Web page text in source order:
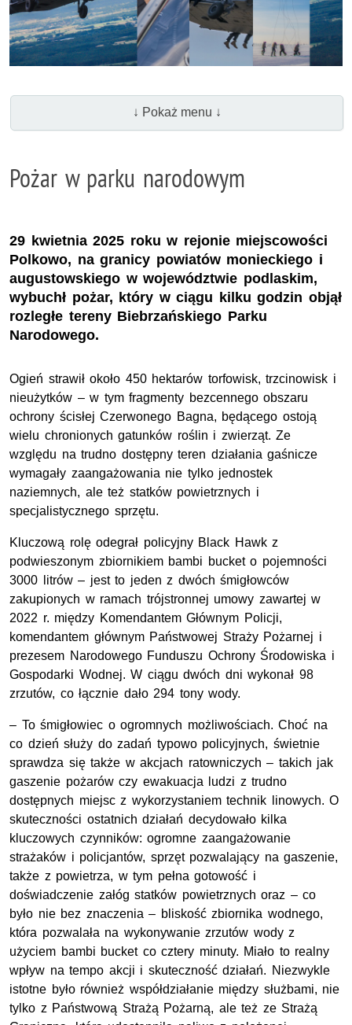
↓ Pokaż menu ↓
Pożar w parku narodowym
29 kwietnia 2025 roku w rejonie miejscowości
Polkowo, na granicy powiatów monieckiego i
augustowskiego w województwie podlaskim,
wybuchł pożar, który w ciągu kilku godzin objął
rozległe tereny Biebrzańskiego Parku
Narodowego.
Ogień strawił około 450 hektarów torfowisk, trzcinowisk i
nieużytków – w tym fragmenty bezcennego obszaru
ochrony ścisłej Czerwonego Bagna, będącego ostoją
wielu chronionych gatunków roślin i zwierząt. Ze
względu na trudno dostępny teren działania gaśnicze
wymagały zaangażowania nie tylko jednostek
naziemnych, ale też statków powietrznych i
specjalistycznego sprzętu.
Kluczową rolę odegrał policyjny Black Hawk z
podwieszonym zbiornikiem bambi bucket o pojemności
3000 litrów – jest to jeden z dwóch śmigłowców
zakupionych w ramach trójstronnej umowy zawartej w
2022 r. między Komendantem Głównym Policji,
komendantem głównym Państwowej Straży Pożarnej i
prezesem Narodowego Funduszu Ochrony Środowiska i
Gospodarki Wodnej. W ciągu dwóch dni wykonał 98
zrzutów, co łącznie dało 294 tony wody.
– To śmigłowiec o ogromnych możliwościach. Choć na
co dzień służy do zadań typowo policyjnych, świetnie
sprawdza się także w akcjach ratowniczych – takich jak
gaszenie pożarów czy ewakuacja ludzi z trudno
dostępnych miejsc z wykorzystaniem technik linowych. O
skuteczności ostatnich działań decydowało kilka
kluczowych czynników: ogromne zaangażowanie
strażaków i policjantów, sprzęt pozwalający na gaszenie,
także z powietrza, w tym pełna gotowość i
doświadczenie załóg statków powietrznych oraz – co
było nie bez znaczenia – bliskość zbiornika wodnego,
która pozwalała na wykonywanie zrzutów wody z
użyciem bambi bucket co cztery minuty. Miało to realny
wpływ na tempo akcji i skuteczność działań. Niezwykle
istotne było również współdziałanie między służbami, nie
tylko z Państwową Strażą Pożarną, ale też ze Strażą